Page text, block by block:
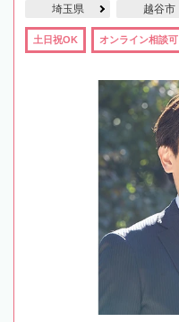
埼玉県 越谷市
土日祝OK オンライン相談可